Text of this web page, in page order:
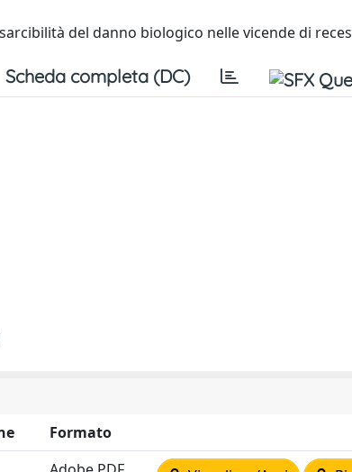
del danno biologico nelle vicende di
Scheda completa (DC)
Formato